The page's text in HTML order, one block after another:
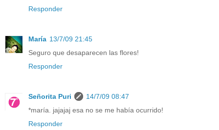
Responder
María 13/7/09 21:45
Seguro que desaparecen las flores!
Responder
Señorita Puri
14/7/09 08:47
*maría. jajajaj esa no se me había ocurrido!
Responder